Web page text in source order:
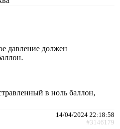
давление должен
в ноль баллон,
14/04/2024 22:18:58
#3146179